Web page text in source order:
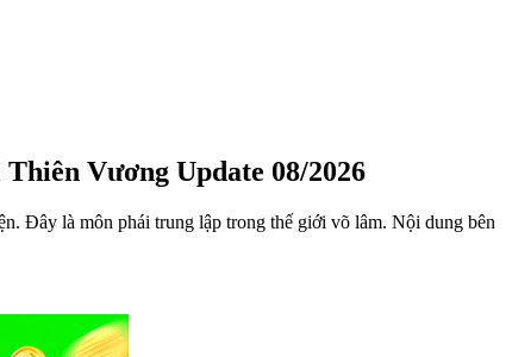
Vương Update 08/2026
Đây là môn phái trung lập trong thế giới võ lâm. Nội dung bên